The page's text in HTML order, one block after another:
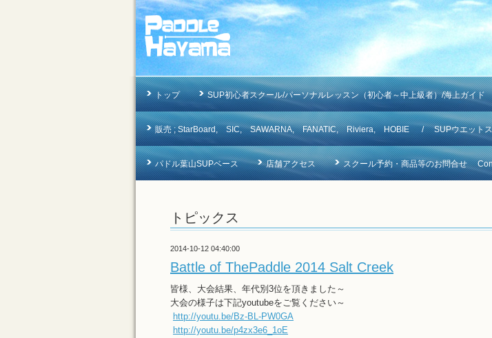
トップ SUP初心者スクール/パーソナルレッスン（初心者～中上級者）/海上ガイド
販売 ; StarBoard, SIC, SAWARNA, FANATIC, Riviera, HOBIE / SUPウエットス
パドル葉山SUPベース 店舗アクセス スクール予約・商品等のお問合せ
トピックス
2014-10-12 04:40:00
Battle of ThePaddle 2014 Salt Creek
皆様、大会結果、年代別3位を頂きました～
大会の様子は下記youtubeをご覧ください～
http://youtu.be/Bz-BL-PW0GA
http://youtu.be/p4zx3e6_1oE